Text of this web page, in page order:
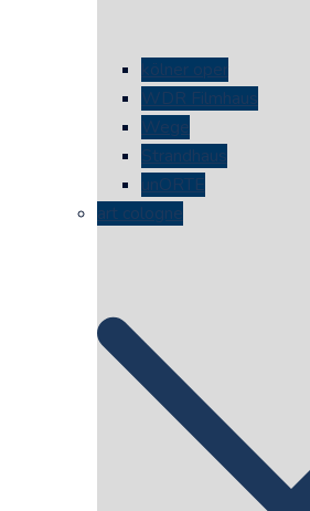
kölner oper
WDR Filmhaus
Wege
Strandhaus
unORTE
art cologne